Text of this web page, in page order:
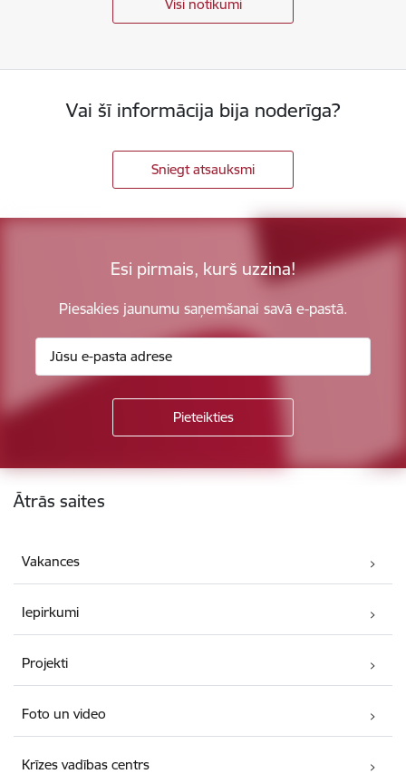
Visi notikumi
Vai šī informācija bija noderīga?
Sniegt atsauksmi
Esi pirmais, kurš uzzina!
Piesakies jaunumu saņemšanai savā e-pastā.
Kājene
Ātrās saites
Vakances
Iepirkumi
Projekti
Foto un video
Krīzes vadības centrs